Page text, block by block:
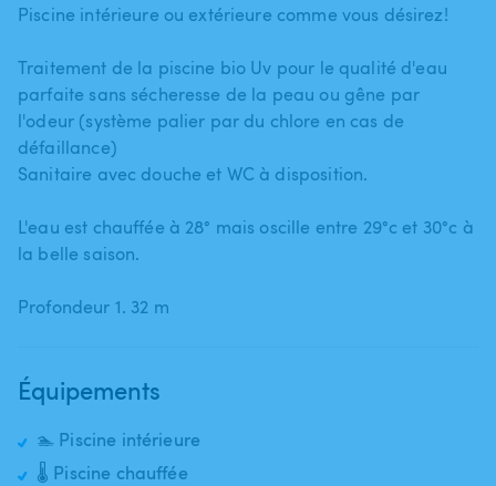
Piscine intérieure ou extérieure comme vous désirez!
Traitement de la piscine bio Uv pour le qualité d'eau
parfaite sans sécheresse de la peau ou gêne par
l'odeur (système palier par du chlore en cas de
défaillance)
Sanitaire avec douche et WC à disposition.
L'eau est chauffée à 28° mais oscille entre 29°c et 30°c à
la belle saison.
Profondeur 1. 32 m
Équipements
🏊 Piscine intérieure
🌡️ Piscine chauffée